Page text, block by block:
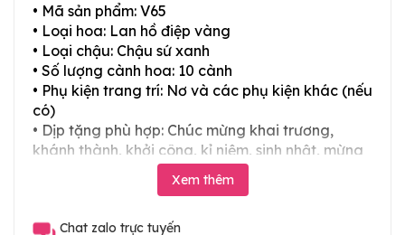
• Mã sản phẩm: V65
• Loại hoa: Lan hồ điệp vàng
• Loại chậu: Chậu sứ xanh
• Số lượng cành hoa: 10 cành
• Phụ kiện trang trí: Nơ và các phụ kiện khác (nếu
có)
• Dịp tặng phù hợp: Chúc mừng khai trương,
khánh thành, khởi công, kỉ niệm, sinh nhật, mừng
thọ, mừng cưới, tân gia và các ngày lễ tết trong
Xem thêm
Chat zalo trực tuyến